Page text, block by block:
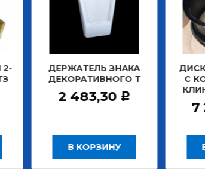
ЗНАКА
Т
ДИСК КОЛЕСА 7,0*20
С КОЛЬЦАМИ ПОД
КЛИНЬЯ ОРИГИНАЛ